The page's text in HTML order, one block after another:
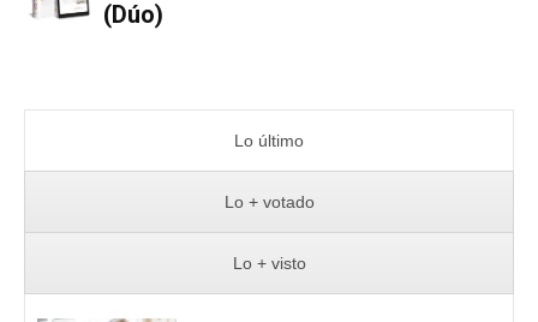
(Dúo)
Lo último
Lo + votado
Lo + visto